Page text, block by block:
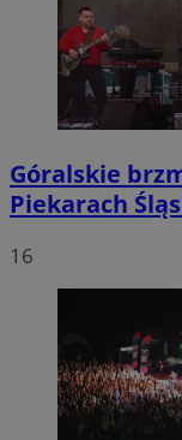
Góralskie
Piekarach
16